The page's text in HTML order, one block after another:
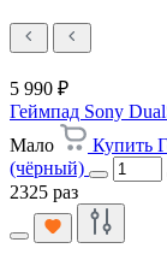
5 990 ₽
Геймпад Sony
Мало
Купить
(чёрный)
2325 раз